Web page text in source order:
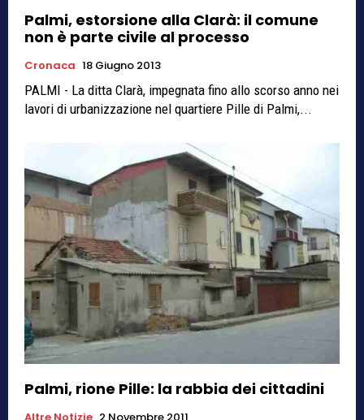
Palmi, estorsione alla Clarà: il comune
non è parte civile al processo
Cronaca 18 Giugno 2013
PALMI - La ditta Clarà, impegnata fino allo scorso anno nei
lavori di urbanizzazione nel quartiere Pille di Palmi,...
Palmi, rione Pille: la rabbia dei cittadini